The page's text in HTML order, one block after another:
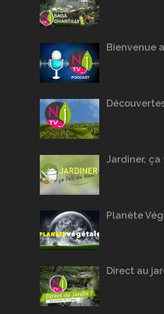
Bienvenue
Jardiner,
Planète
Direct au